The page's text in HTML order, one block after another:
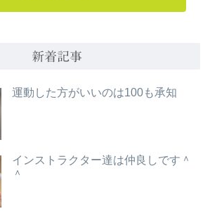
新着記事
運動した方がいいのは100も承知
インストラクター達は仲良しです＾
＾